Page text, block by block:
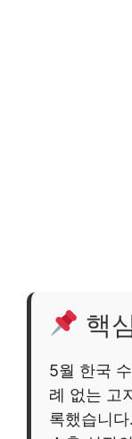
핵
5월 한국
례 없는 고
록했습니다.